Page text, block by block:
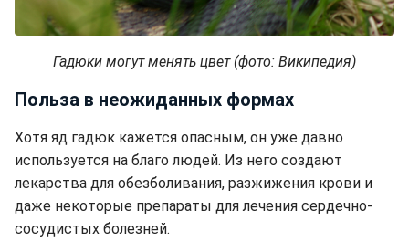
Гадюки могут менять цвет (фото: Википедия)
Польза в неожиданных формах
Хотя яд гадюк кажется опасным, он уже давно
используется на благо людей. Из него создают
лекарства для обезболивания, разжижения крови и
даже некоторые препараты для лечения сердечно-
сосудистых болезней.